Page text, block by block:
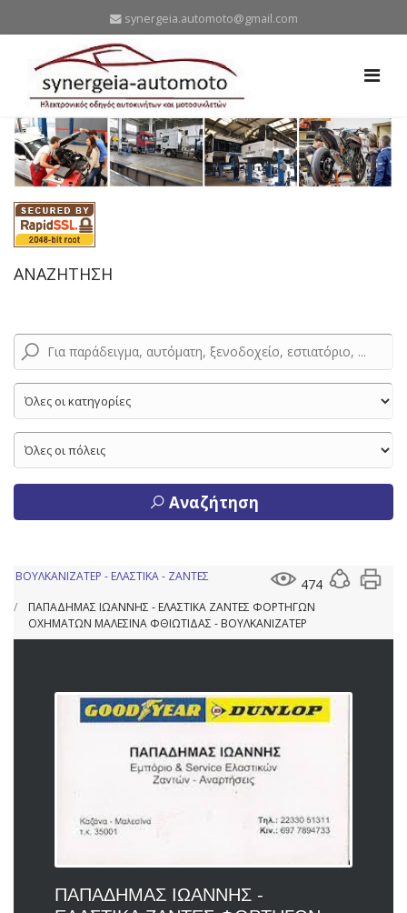
synergeia.automoto@gmail.com
ΑΝΑΖΗΤΗΣΗ
Αναζήτηση
474
ΒΟΥΛΚΑΝΙΖΑΤΕΡ - ΕΛΑΣΤΙΚΑ - ΖΑΝΤΕΣ
ΠΑΠΑΔΗΜΑΣ ΙΩΑΝΝΗΣ - ΕΛΑΣΤΙΚΑ ΖΑΝΤΕΣ ΦΟΡΤΗΓΩΝ
ΟΧΗΜΑΤΩΝ ΜΑΛΕΣΙΝΑ ΦΘΙΩΤΙΔΑΣ - ΒΟΥΛΚΑΝΙΖΑΤΕΡ
ΠΑΠΑΔΗΜΑΣ ΙΩΑΝΝΗΣ -